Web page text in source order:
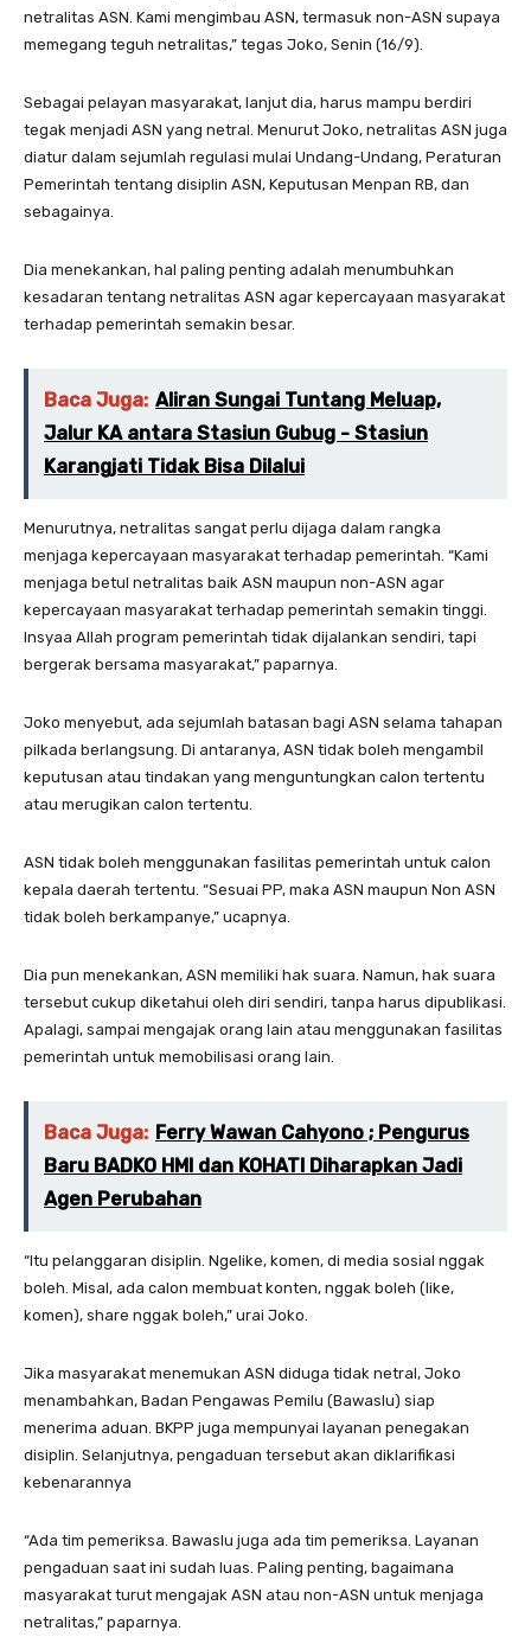
netralitas ASN. Kami mengimbau ASN, termasuk non-ASN supaya
memegang teguh netralitas,” tegas Joko, Senin (16/9).
Sebagai pelayan masyarakat, lanjut dia, harus mampu berdiri
tegak menjadi ASN yang netral. Menurut Joko, netralitas ASN juga
diatur dalam sejumlah regulasi mulai Undang-Undang, Peraturan
Pemerintah tentang disiplin ASN, Keputusan Menpan RB, dan
sebagainya.
Dia menekankan, hal paling penting adalah menumbuhkan
kesadaran tentang netralitas ASN agar kepercayaan masyarakat
terhadap pemerintah semakin besar.
Baca Juga: Aliran Sungai Tuntang Meluap,
Jalur KA antara Stasiun Gubug - Stasiun
Karangjati Tidak Bisa Dilalui
Menurutnya, netralitas sangat perlu dijaga dalam rangka
menjaga kepercayaan masyarakat terhadap pemerintah. “Kami
menjaga betul netralitas baik ASN maupun non-ASN agar
kepercayaan masyarakat terhadap pemerintah semakin tinggi.
Insyaa Allah program pemerintah tidak dijalankan sendiri, tapi
bergerak bersama masyarakat,” paparnya.
Joko menyebut, ada sejumlah batasan bagi ASN selama tahapan
pilkada berlangsung. Di antaranya, ASN tidak boleh mengambil
keputusan atau tindakan yang menguntungkan calon tertentu
atau merugikan calon tertentu.
ASN tidak boleh menggunakan fasilitas pemerintah untuk calon
kepala daerah tertentu. “Sesuai PP, maka ASN maupun Non ASN
tidak boleh berkampanye,” ucapnya.
Dia pun menekankan, ASN memiliki hak suara. Namun, hak suara
tersebut cukup diketahui oleh diri sendiri, tanpa harus dipublikasi.
Apalagi, sampai mengajak orang lain atau menggunakan fasilitas
pemerintah untuk memobilisasi orang lain.
Baca Juga: Ferry Wawan Cahyono ; Pengurus
Baru BADKO HMI dan KOHATI Diharapkan Jadi
Agen Perubahan
“Itu pelanggaran disiplin. Ngelike, komen, di media sosial nggak
boleh. Misal, ada calon membuat konten, nggak boleh (like,
komen), share nggak boleh,” urai Joko.
Jika masyarakat menemukan ASN diduga tidak netral, Joko
menambahkan, Badan Pengawas Pemilu (Bawaslu) siap
menerima aduan. BKPP juga mempunyai layanan penegakan
disiplin. Selanjutnya, pengaduan tersebut akan diklarifikasi
kebenarannya
“Ada tim pemeriksa. Bawaslu juga ada tim pemeriksa. Layanan
pengaduan saat ini sudah luas. Paling penting, bagaimana
masyarakat turut mengajak ASN atau non-ASN untuk menjaga
netralitas,” paparnya.